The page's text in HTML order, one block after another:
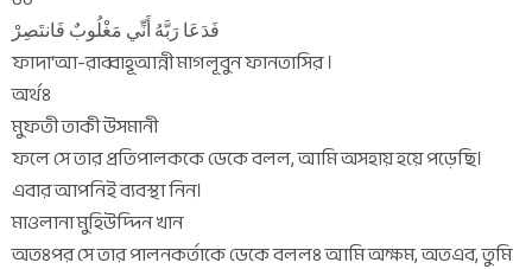
فَدَعَا رَبَّهُ أَنِّي مَغْلُوبٌ فَانتَصِرْ
ফাদা‘আ-রাব্বাহূআন্নী মাগলূবুন ফানতাসির ।
অর্থঃ
মুফতী তাকী উসমানী
ফলে সে তার প্রতিপালককে ডেকে বলল, আমি অসহায় হয়ে পড়েছি।
এবার আপনিই ব্যবস্থা নিন।
মাওলানা মুহিউদ্দিন খান
অতঃপর সে তার পালনকর্তাকে ডেকে বললঃ আমি অক্ষম, অতএব, তুমি